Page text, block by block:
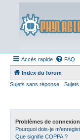
Accès rapide FAQ
Index du forum
Sujets sans réponse
Problèmes de
Pourquoi dois-je
Que signifie COPPA ?